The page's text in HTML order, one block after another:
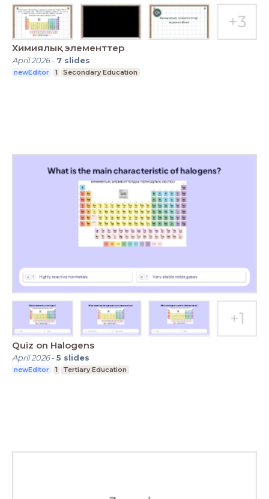
Химиялық элементтер
April 2026- 7 slides
newEditor 1 Secondary Education
Quiz on Halogens
April 2026-5 slides
newEditor 1 Tertiary Education